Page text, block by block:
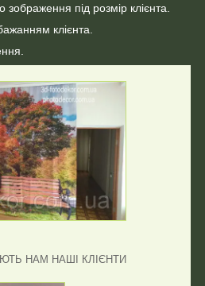
під розмір клієнта.
клієнта.
НАМ НАШІ КЛІЄНТИ